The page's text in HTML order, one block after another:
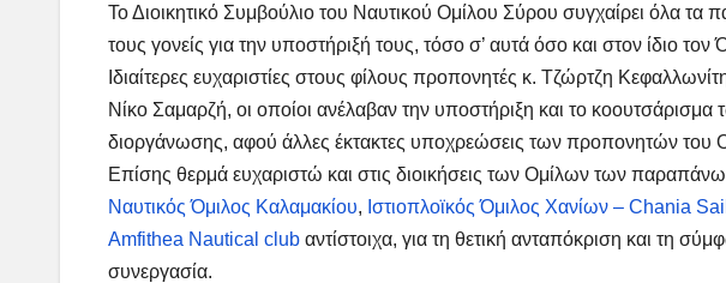
Το Διοικητικό Συμβούλιο του Ναυτικού Ομίλου Σύρου συγχαίρει όλα τα
τους γονείς για την υποστήριξή τους, τόσο σ’ αυτά όσο και στον ίδιο τον
Ιδιαίτερες ευχαριστίες στους φίλους προπονητές κ. Τζώρτζη
Νίκο Σαμαρζή, οι οποίοι ανέλαβαν την υποστήριξη και το κοουτσάρισμα
διοργάνωσης, αφού άλλες έκτακτες υποχρεώσεις των προπονητών του
Επίσης θερμά ευχαριστώ και στις διοικήσεις των Ομίλων των
Ναυτικός Όμιλος Καλαμακίου, Ιστιοπλοϊκός Όμιλος Χανίων – Chania
Amfithea Nautical club αντίστοιχα, για τη θετική ανταπόκριση και τη
συνεργασία.